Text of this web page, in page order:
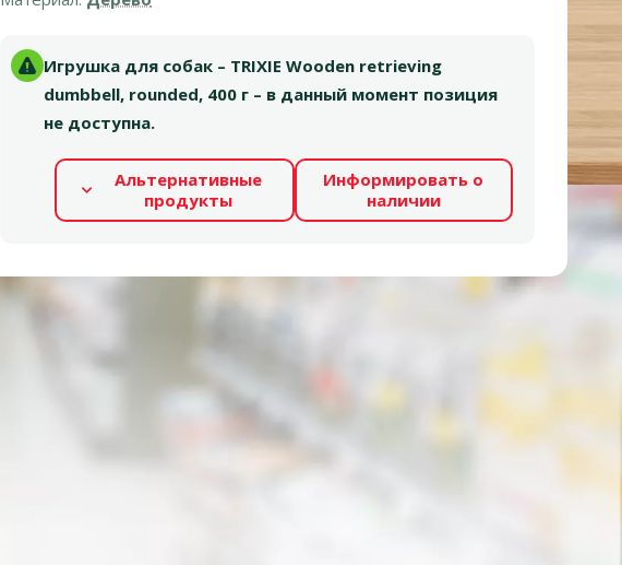
Игрушка для собак – TRIXIE Wooden retrieving
dumbbell, rounded, 400 г – в данный момент позиция
не доступна.
Альтернативные
продукты
Информировать о
наличии